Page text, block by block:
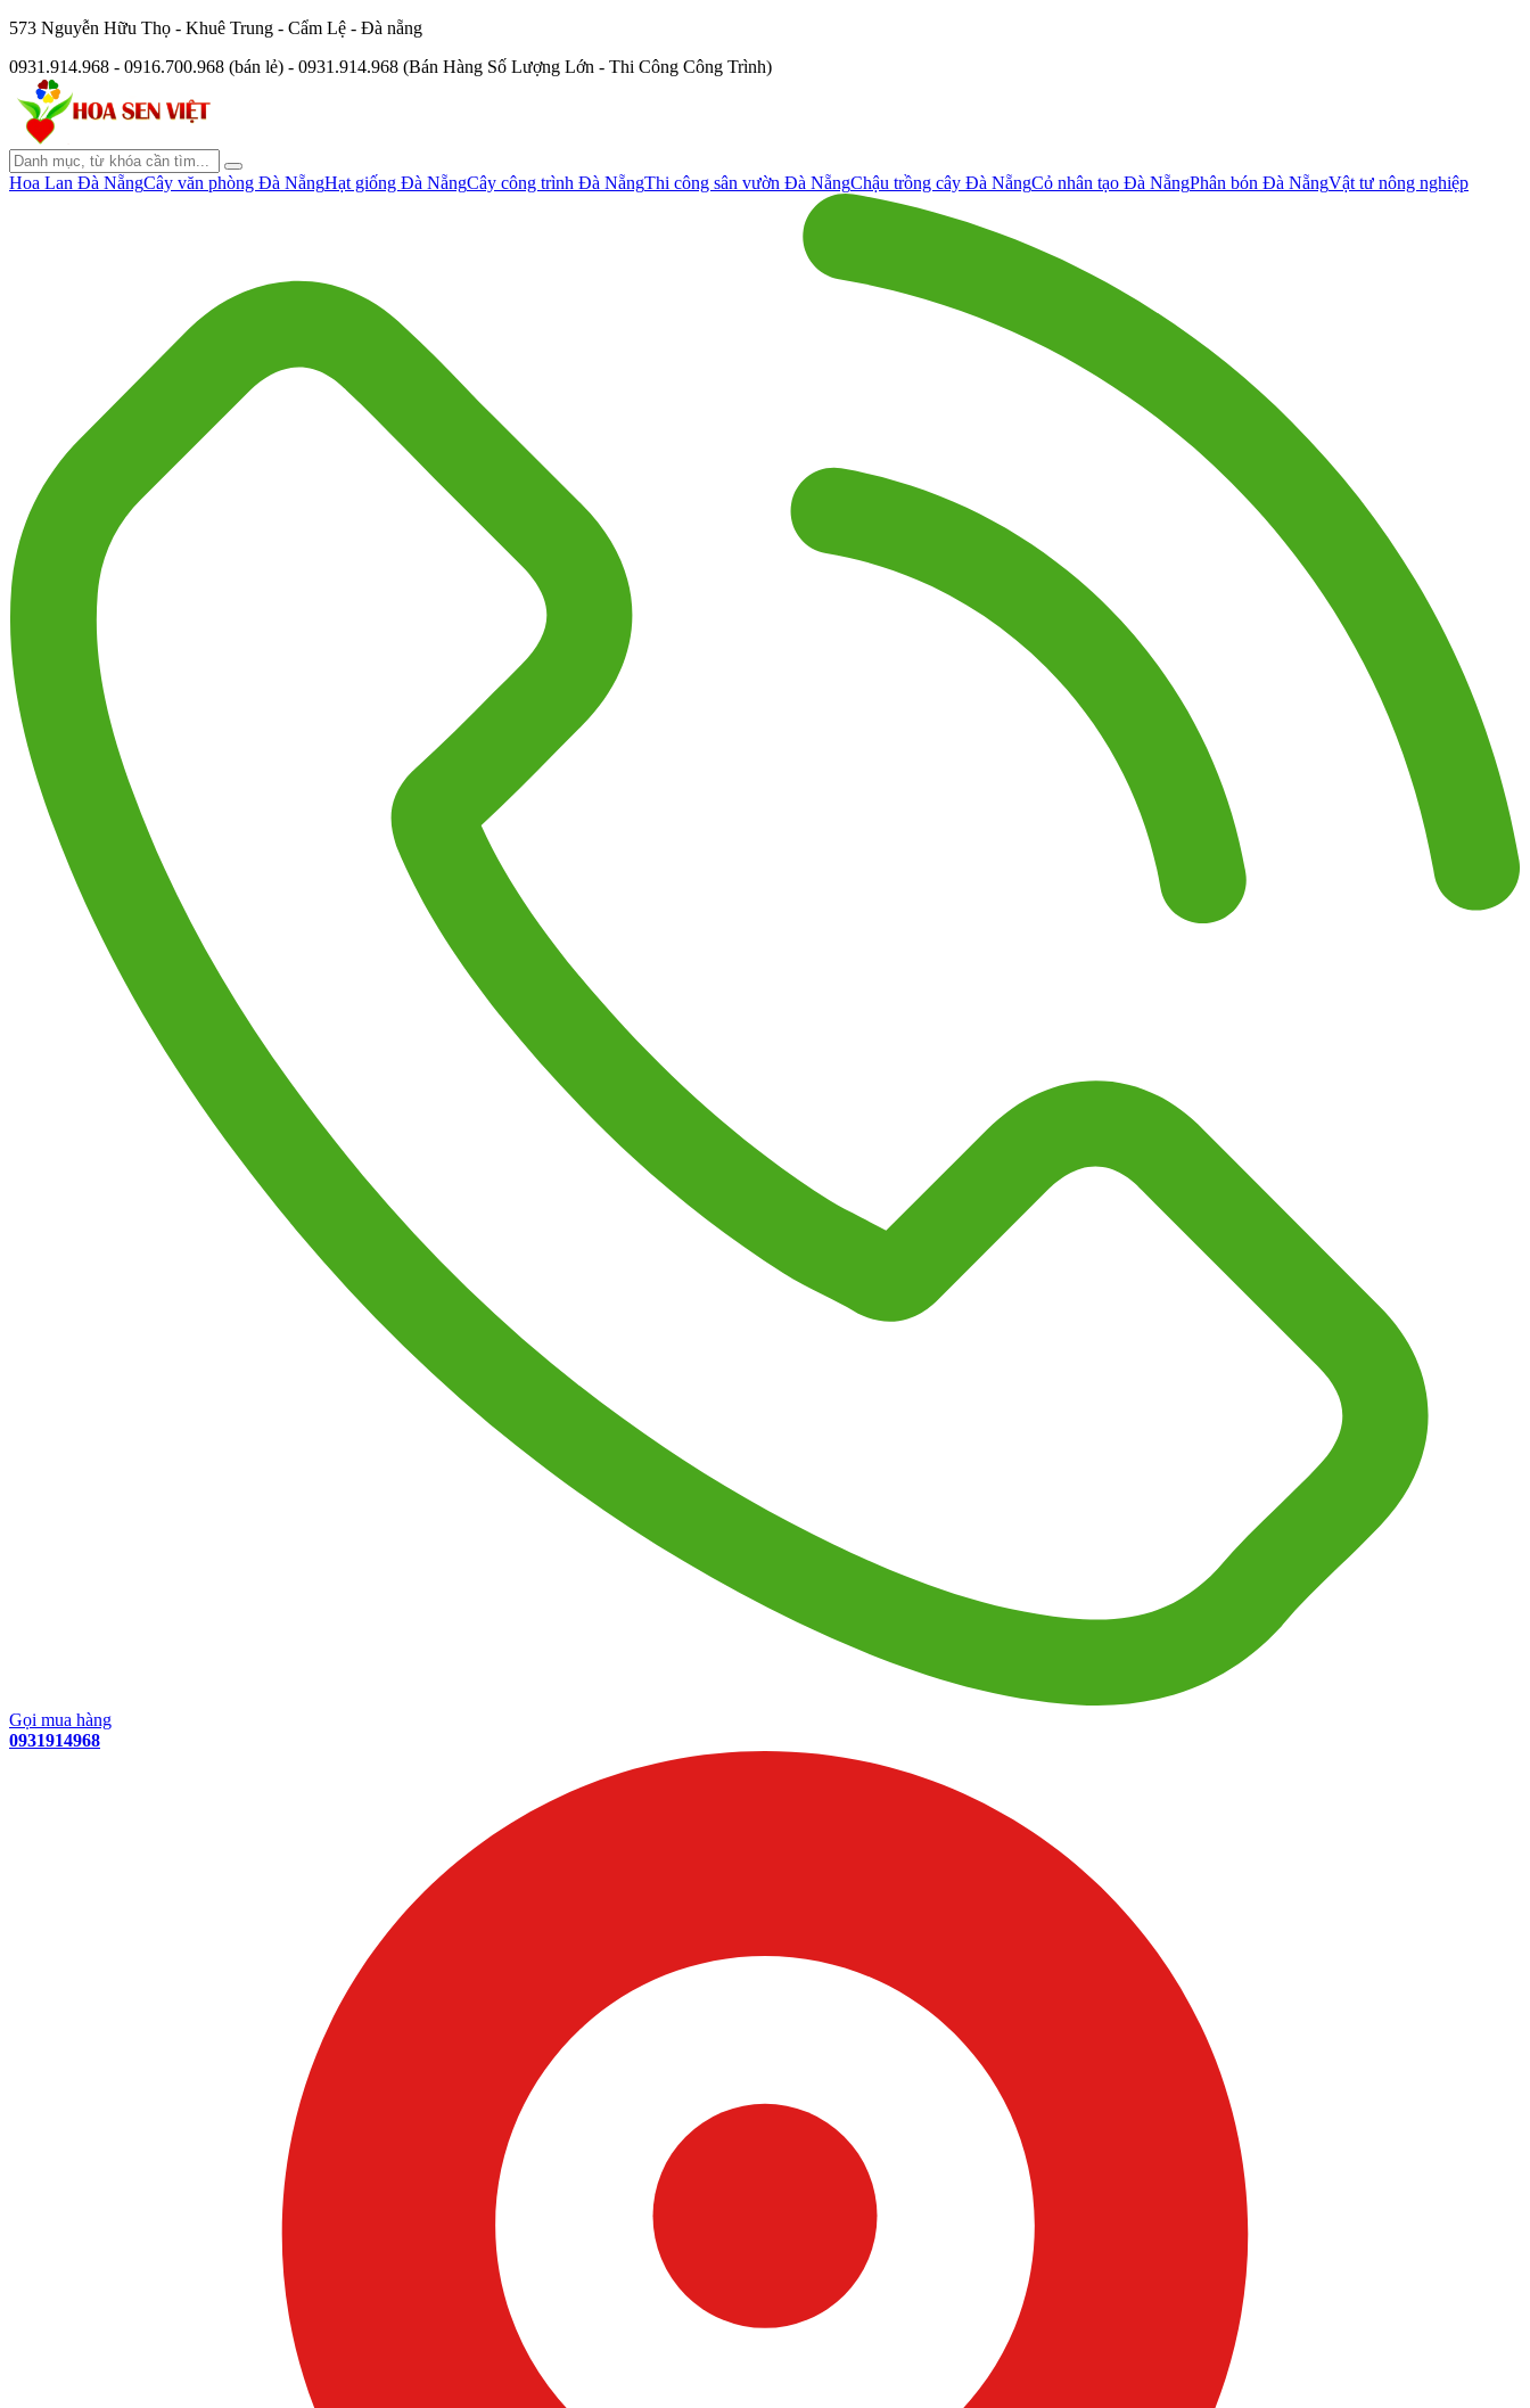
573 Nguyễn Hữu Thọ - Khuê Trung - Cẩm Lệ - Đà nẵng
0931.914.968 - 0916.700.968 (bán lẻ) - 0931.914.968 (Bán Hàng Số Lượng Lớn - Thi Công Công Trình)
Hoa Lan Đà NẵngCây văn phòng Đà NẵngHạt giống Đà NẵngCây công trình Đà NẵngThi công sân vườn Đà NẵngChậu trồng cây Đà NẵngCỏ nhân tạo Đà NẵngPhân bón Đà NẵngVật tư nông nghiệp
Gọi mua hàng
0931914968